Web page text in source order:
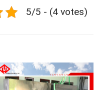
5/5 - (4 votes)